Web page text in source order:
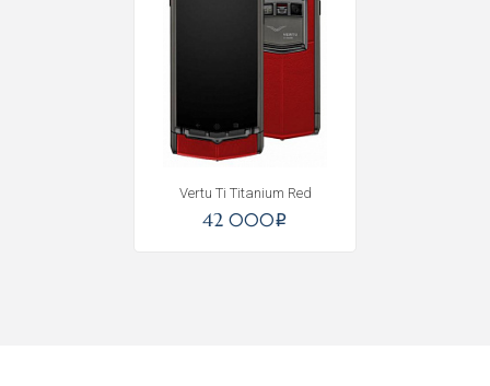
Vertu Ti Titanium Red
42 000i